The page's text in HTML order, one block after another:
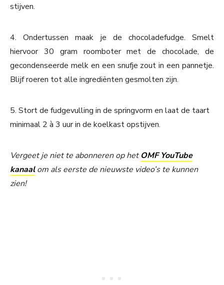
stijven.
4. Ondertussen maak je de chocoladefudge. Smelt
hiervoor 30 gram roomboter met de chocolade, de
gecondenseerde melk en een snufje zout in een pannetje.
Blijf roeren tot alle ingrediënten gesmolten zijn.
5. Stort de fudgevulling in de springvorm en laat de taart
minimaal 2 à 3 uur in de koelkast opstijven.
Vergeet je niet te abonneren op hetOMF YouTube
kanaalom als eerste de nieuwste video’s te kunnen
zien!